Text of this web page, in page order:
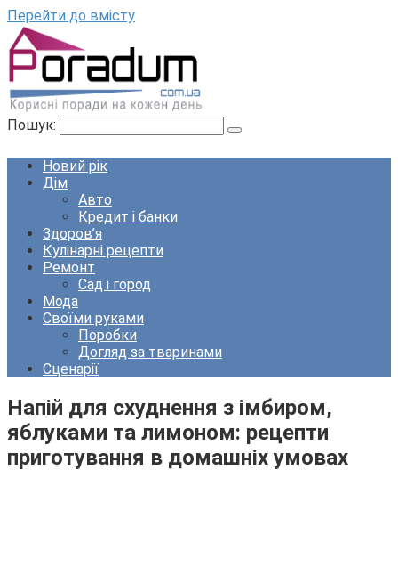
Перейти до вмісту
Пошук:
Новий рік
Дім
Авто
Кредит і банки
Здоров’я
Кулінарні рецепти
Ремонт
Сад і город
Мода
Своїми руками
Поробки
Догляд за тваринами
Сценарії
Напій для схуднення з імбиром,
яблуками та лимоном: рецепти
приготування в домашніх умовах